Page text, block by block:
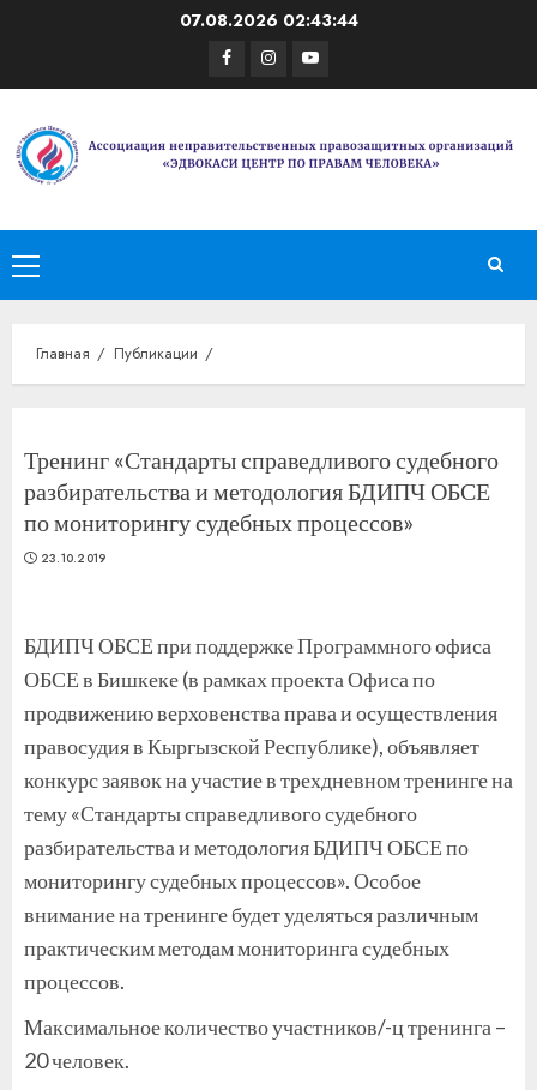
07.08.2026 02:43:44
Facebook
Instagram
Youtube
Основное
меню
Главная Публикации
Тренинг «Стандарты справедливого судебного
разбирательства и методология БДИПЧ ОБСЕ
по мониторингу судебных процессов»
23.10.2019
БДИПЧ ОБСЕ при поддержке Программного офиса
ОБСЕ в Бишкеке (в рамках проекта Офиса по
продвижению верховенства права и осуществления
правосудия в Кыргызской Республике), объявляет
конкурс заявок на участие в трехдневном тренинге на
тему «Стандарты справедливого судебного
разбирательства и методология БДИПЧ ОБСЕ по
мониторингу судебных процессов». Особое
внимание на тренинге будет уделяться различным
практическим методам мониторинга судебных
процессов.
Максимальное количество участников/-ц тренинга –
20 человек.